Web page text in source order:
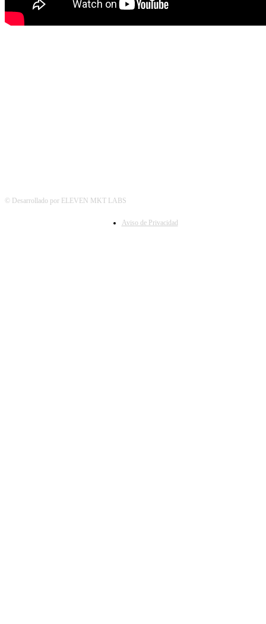
© Desarrollado por ELEVEN MKT LABS
Aviso de Privacidad